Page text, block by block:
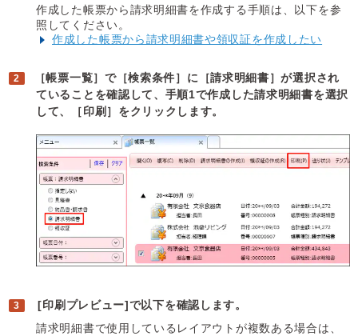
作成した帳票から請求明細書を作成する手順は、以下を参
照してください。
作成した帳票から請求明細書や領収証を作成したい
［帳票一覧］で［検索条件］に［請求明細書］が選択され
ていることを確認して、手順1で作成した請求明細書を選択
して、［印刷］をクリックします。
[印刷プレビュー]で以下を確認します。
請求明細書で使用しているレイアウトが複数ある場合は、